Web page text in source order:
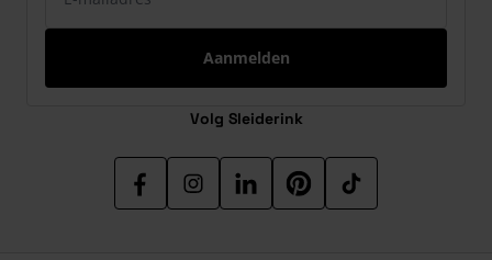
Aanmelden
Volg Sleiderink